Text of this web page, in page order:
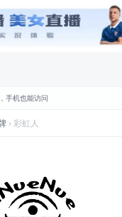
手机也能访问
志大全
品牌标志
次浏览
› 彩虹人